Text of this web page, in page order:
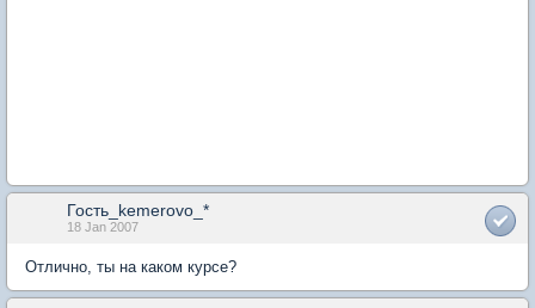
Гость_kemerovo_*
18 Jan 2007
Отлично, ты на каком курсе?